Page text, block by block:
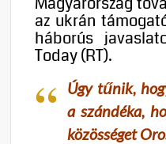
az ukrán
háborús
Today (RT).
Úgy tűnik,
a szándéka,
közösséget